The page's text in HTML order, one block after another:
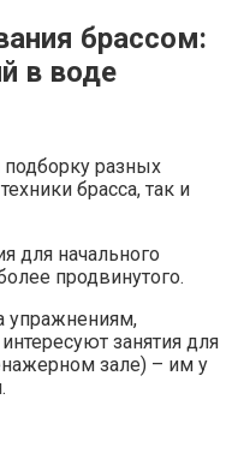
брассом:
в воде
разных
брасса, так и
для начального
продвинутого.
упражнениям,
занятия для
зале) – им у